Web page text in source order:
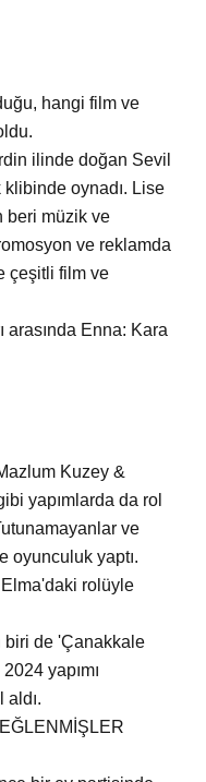
hangi film ve
ilinde doğan Sevil
oynadı. Lise
beri müzik ve
ve reklamda
çeşitli film ve
arasında Enna: Kara
Kuzey &
yapımlarda da rol
ve
oyunculuk yaptı.
rolüyle
biri de 'Çanakkale
yapımı
aldı.